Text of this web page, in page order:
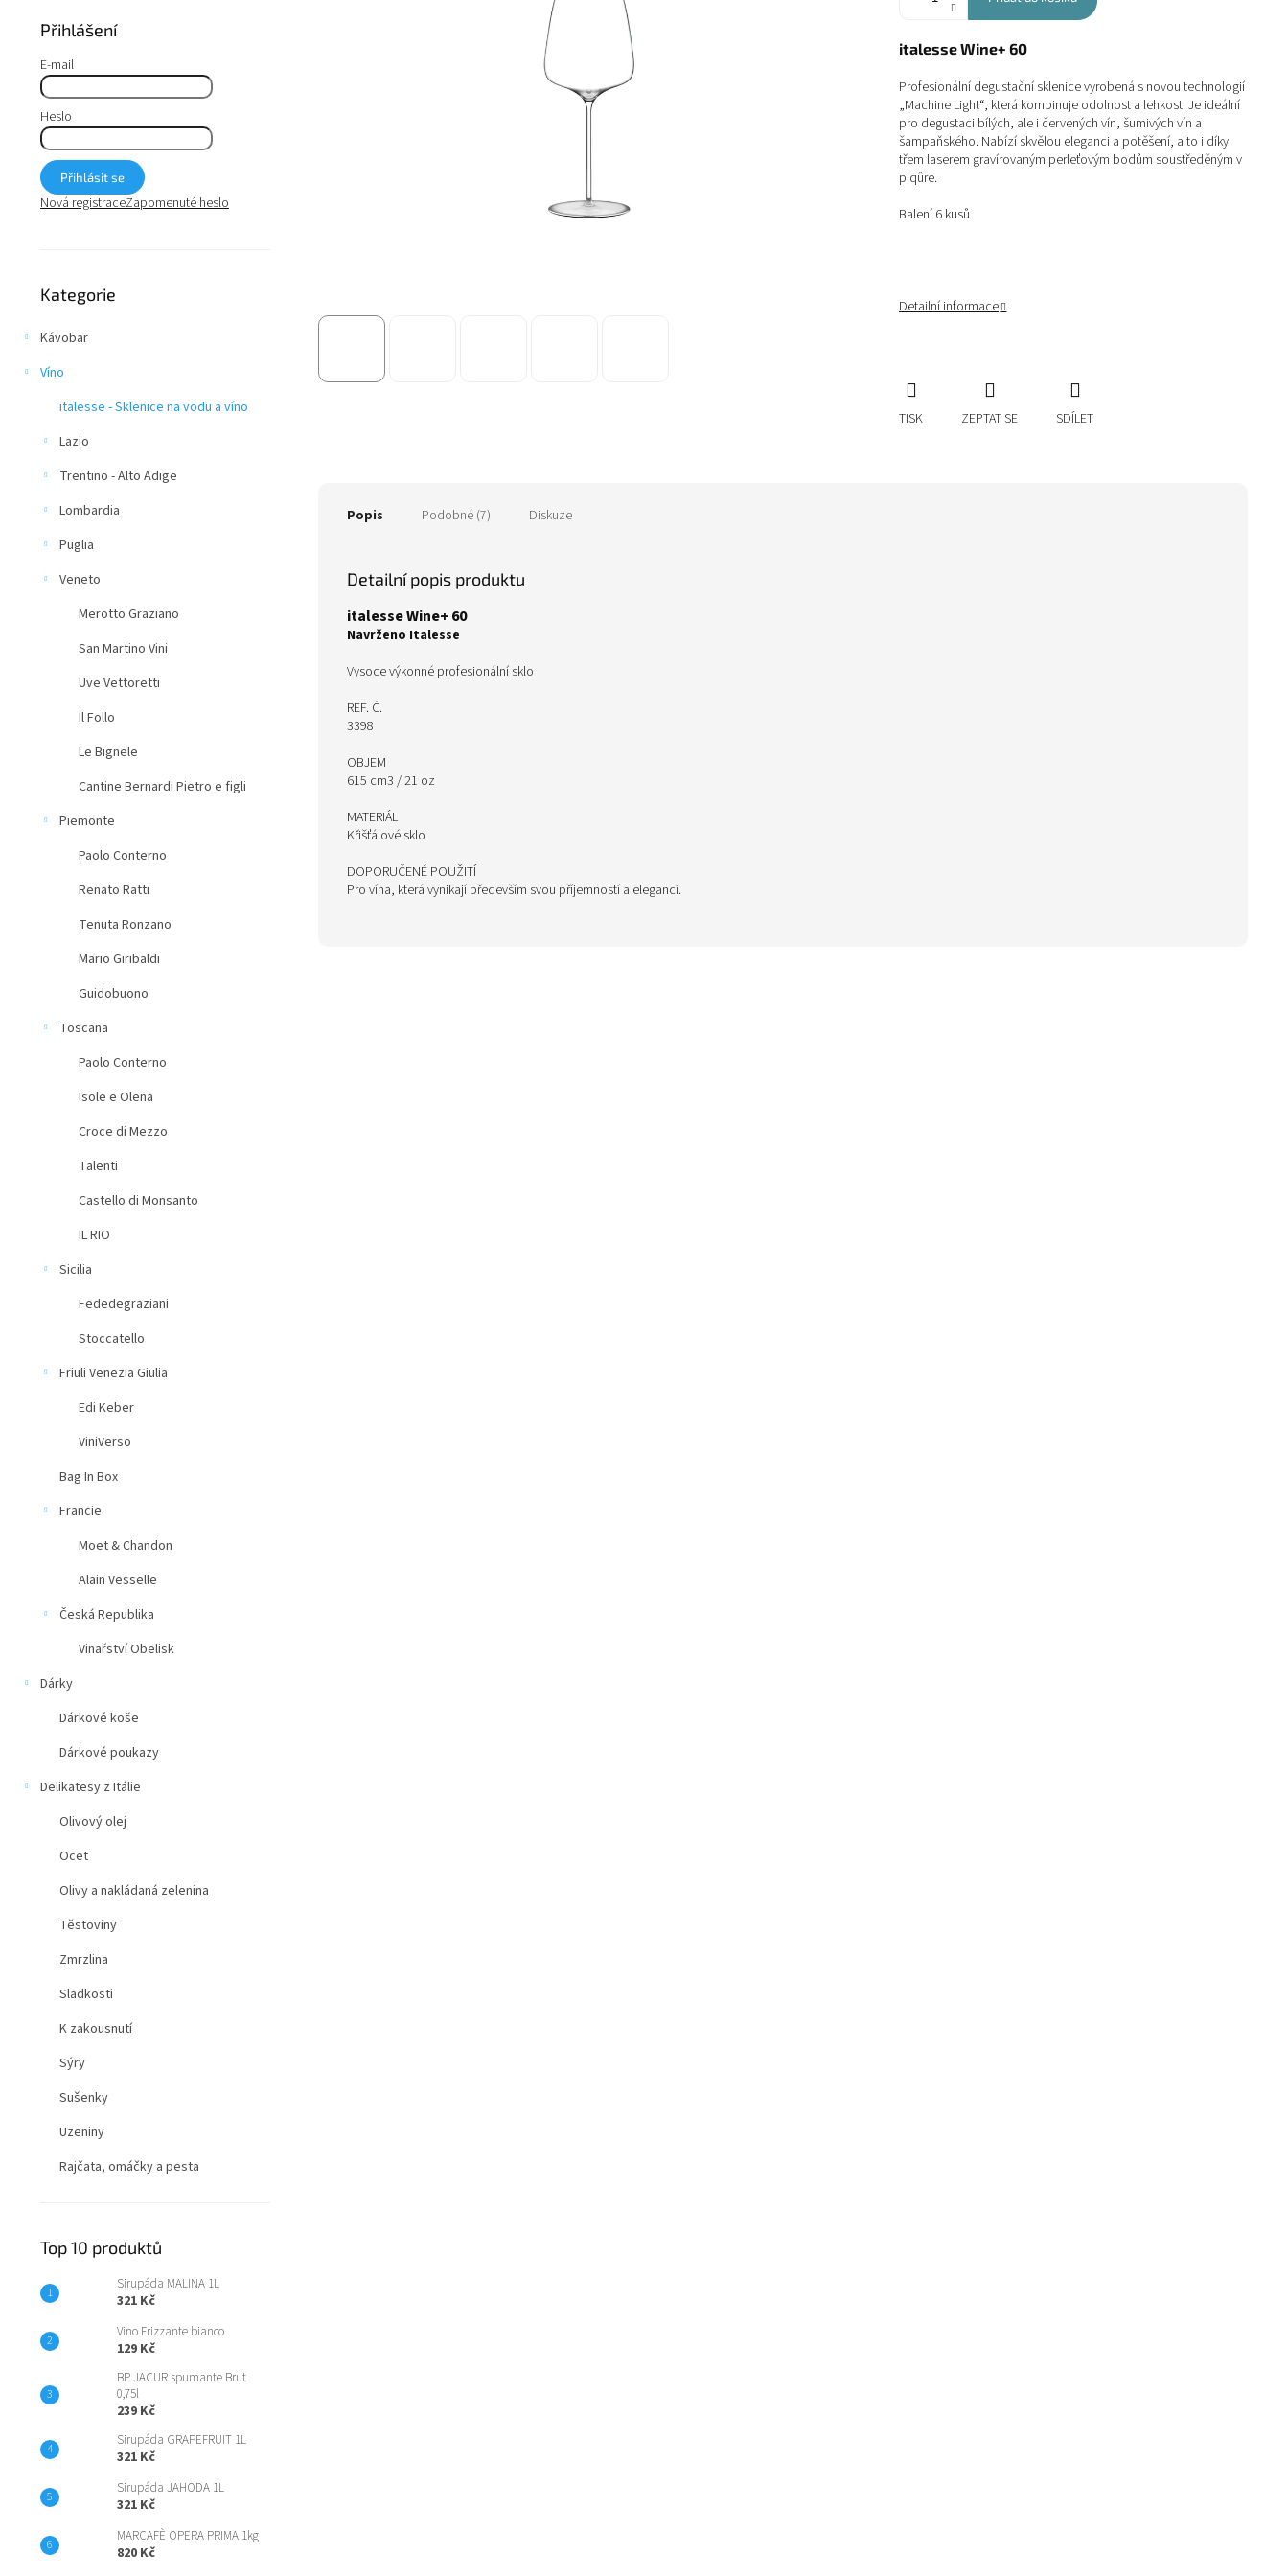
n
l
Přihlášení
E-mail
Heslo
Přihlásit se
Nová registraceZapomenuté heslo
kategorie
Kategorie
Kávobar
Víno
italesse - Sklenice na vodu a víno
Lazio
Trentino - Alto Adige
Lombardia
Puglia
Veneto
Merotto Graziano
San Martino Vini
Uve Vettoretti
Il Follo
Le Bignele
Cantine Bernardi Pietro e figli
Piemonte
Paolo Conterno
Renato Ratti
Tenuta Ronzano
Mario Giribaldi
Guidobuono
Toscana
Paolo Conterno
Isole e Olena
Croce di Mezzo
Talenti
Castello di Monsanto
IL RIO
Sicilia
Fededegraziani
Stoccatello
Friuli Venezia Giulia
Edi Keber
ViniVerso
Bag In Box
Francie
Moet & Chandon
Alain Vesselle
Česká Republika
Vinařství Obelisk
Dárky
Dárkové koše
Dárkové poukazy
Delikatesy z Itálie
Olivový olej
Ocet
Olivy a nakládaná zelenina
Těstoviny
Zmrzlina
Sladkosti
K zakousnutí
Sýry
Sušenky
Uzeniny
Rajčata, omáčky a pesta
Top 10 produktů
Sirupáda MALINA 1L
321 Kč
Vino Frizzante bianco
129 Kč
BP JACUR spumante Brut
0,75l
239 Kč
Sirupáda GRAPEFRUIT 1L
321 Kč
Sirupáda JAHODA 1L
321 Kč
MARCAFÈ OPERA PRIMA 1kg
820 Kč
italesse Wine+ 60
Profesionální degustační sklenice vyrobená s novou technologií
„Machine Light“, která kombinuje odolnost a lehkost. Je ideální
pro degustaci bílých, ale i červených vín, šumivých vín a
šampaňského. Nabízí skvělou eleganci a potěšení, a to i díky
třem laserem gravírovaným perleťovým bodům soustředěným v
piqûre.
Balení 6 kusů
Detailní informace
TISK ZEPTAT SE SDÍLET
Popis Podobné (7) Diskuze
Detailní popis produktu
italesse Wine+ 60
Navrženo Italesse
Vysoce výkonné profesionální sklo
REF. Č.
3398
OBJEM
615 cm3 / 21 oz
MATERIÁL
Křišťálové sklo
DOPORUČENÉ POUŽITÍ
Pro vína, která vynikají především svou příjemností a elegancí.